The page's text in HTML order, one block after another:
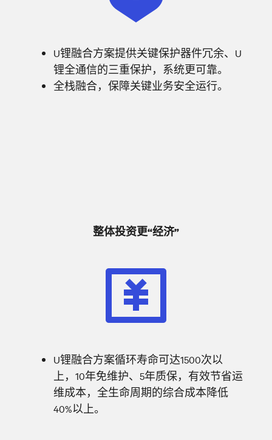
U锂融合方案提供关键保护器件冗余、U
锂全通信的三重保护，系统更可靠。
全栈融合，保障关键业务安全运行。
整体投资更“经济”
U锂融合方案循环寿命可达1500次以
上，10年免维护、5年质保，有效节省运
维成本，全生命周期的综合成本降低
40%以上。